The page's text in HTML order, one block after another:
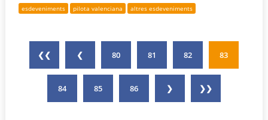
esdeveniments pilota valenciana altres esdeveniments
❮❮ ❮ 80 81 82 83
84 85 86 ❯ ❯❯